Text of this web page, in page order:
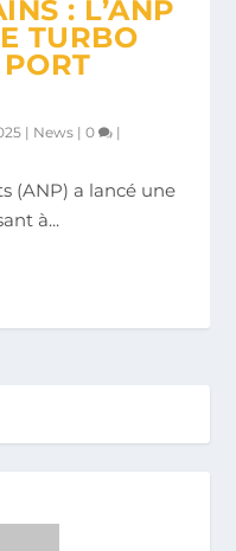
: L’ANP
TURBO
| News |0 |
(ANP) a lancé une
à...